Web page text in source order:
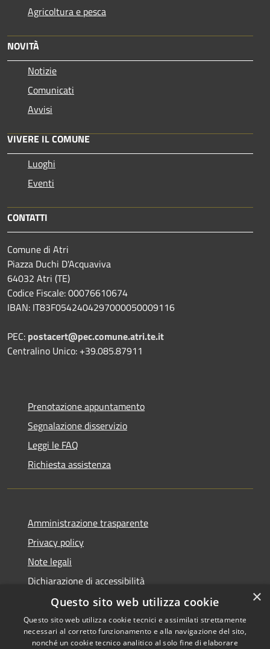
Agricoltura e pesca
NOVITÀ
Notizie
Comunicati
Avvisi
VIVERE IL COMUNE
Luoghi
Eventi
CONTATTI
Comune di Atri
Piazza Duchi D'Acquaviva
64032 Atri (TE)
Codice Fiscale: 00076610674
IBAN: IT83F0542404297000050009116
PEC: postacert@pec.comune.atri.te.it
Centralino Unico: +39.085.87911
Prenotazione appuntamento
Segnalazione disservizio
Leggi le FAQ
Richiesta assistenza
Amministrazione trasparente
Privacy policy
Note legali
Dichiarazione di accessibilità
Copyright © 2026 • Comune di
×
Questo sito web utilizza cookie
Questo sito web utilizza cookie tecnici e assimilati strettamente
necessari al corretto funzionamento e alla navigazione del sito,
nonché un cookie tecnico analitico al solo fine di elaborare